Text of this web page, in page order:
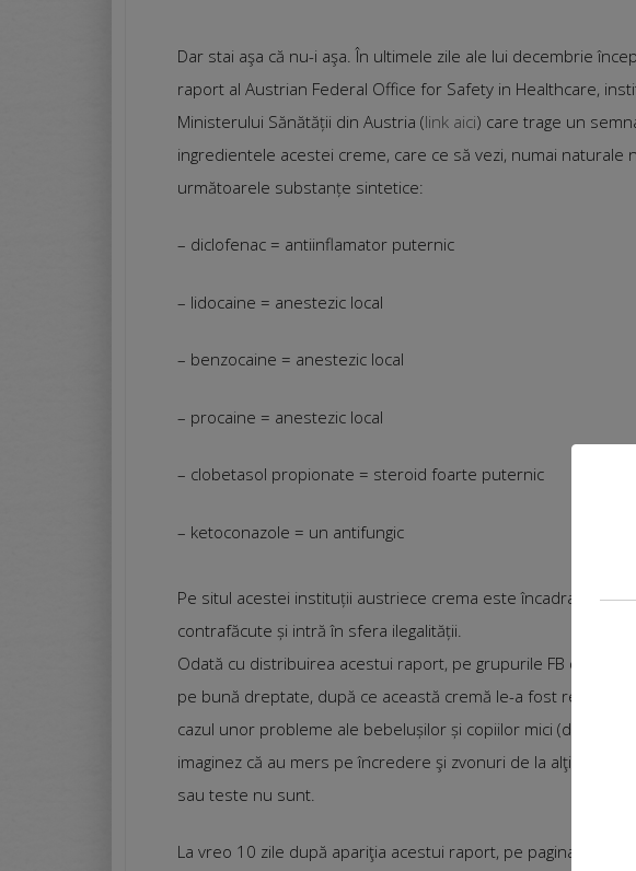
Dar stai aşa că nu-i aşa. În ultimele zile ale lui decembrie
raport al Austrian Federal Office for Safety in Healthcare,
Ministerului Sănătății din Austria (link aici) care trage un
ingredientele acestei creme, care ce să vezi, numai naturale
următoarele substanțe sintetice:
– diclofenac = antiinflamator puternic
– lidocaine = anestezic local
– benzocaine = anestezic local
– procaine = anestezic local
– clobetasol propionate = steroid foarte puternic
– ketoconazole = un antifungic
Pe situl acestei instituții austriece crema este încadrată în
contrafăcute și intră în sfera ilegalității.
Odată cu distribuirea acestui raport, pe grupurile FB de
pe bună dreptate, după ce această cremă le-a fost
cazul unor probleme ale bebelușilor și copiilor mici
imaginez că au mers pe încredere şi zvonuri de la alţi pacienţi
sau teste nu sunt.
La vreo 10 zile după apariţia acestui raport, pe pagina de FB